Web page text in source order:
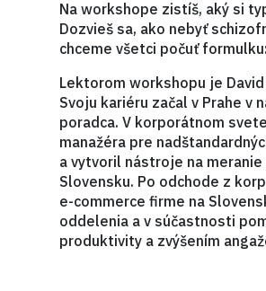
Na workshope zistíš, aký si
Dozvieš sa, ako nebyť
chceme všetci počuť
Lektorom workshopu je
Svoju kariéru začal v Prahe v
poradca. V korporátnom
manažéra pre
a vytvoril nástroje na
Slovensku. Po odchode z
e-commerce firme na
oddelenia a v súčastnosti
produktivity a zvýšením